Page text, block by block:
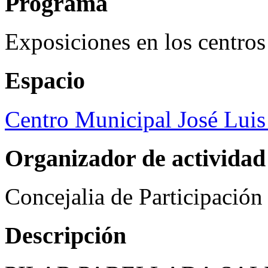
Exposiciones en los
Espacio
Centro Municipal José
Organizador de actividad
Concejalia de
Descripción